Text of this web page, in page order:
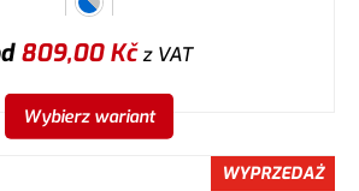
809,00Kčz VAT
Wybierz wariant
WYPRZEDAŻ